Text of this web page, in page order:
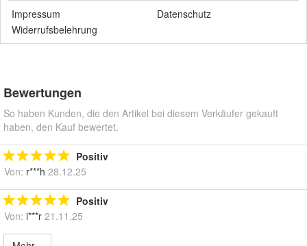
Impressum
Datenschutz
Widerrufsbelehrung
Bewertungen
So haben Kunden, die den Artikel bei diesem Verkäufer gekauft
haben, den Kauf bewertet.
Positiv
Von: r***h 28.12.25
Positiv
Von: i***r 21.11.25